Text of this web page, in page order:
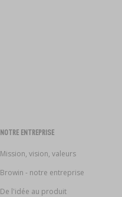
NOTRE ENTREPRISE
Mission, vision, valeurs
Browin - notre entreprise
De l'idée au produit